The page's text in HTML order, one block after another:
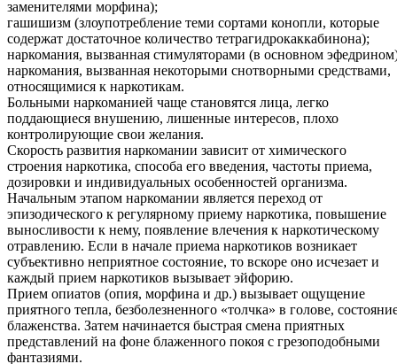
заменителями морфина);
гашишизм (злоупотребление теми сортами конопли, которые
содержат достаточное количество тетрагидрокаккабинона);
наркомания, вызванная стимуляторами (в основном
наркомания, вызванная некоторыми снотворными средствами,
относящимися к наркотикам.
Больными наркоманией чаще становятся лица, легко
поддающиеся внушению, лишенные интересов, плохо
контролирующие свои желания.
Скорость развития наркомании зависит от химического
строения наркотика, способа его введения, частоты приема,
дозировки и индивидуальных особенностей организма.
Начальным этапом наркомании является переход от
эпизодического к регулярному приему наркотика, повышение
выносливости к нему, появление влечения к наркотическому
отравлению. Если в начале приема наркотиков возникает
субъективно неприятное состояние, то вскоре оно исчезает и
каждый прием наркотиков вызывает эйфорию.
Прием опиатов (опия, морфина и др.) вызывает ощущение
приятного тепла, безболезненного «толчка» в голове,
блаженства. Затем начинается быстрая смена приятных
представлений на фоне блаженного покоя с грезоподобными
фантазиями.